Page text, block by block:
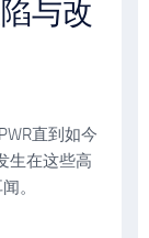
与改
直到如今
生在这些高
。